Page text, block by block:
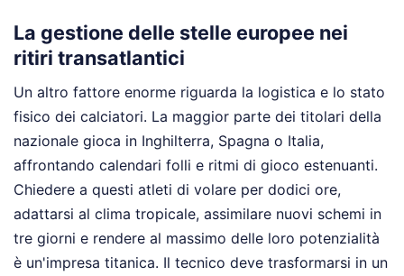
La gestione delle stelle europee nei
ritiri transatlantici
Un altro fattore enorme riguarda la logistica e lo stato
fisico dei calciatori. La maggior parte dei titolari della
nazionale gioca in Inghilterra, Spagna o Italia,
affrontando calendari folli e ritmi di gioco estenuanti.
Chiedere a questi atleti di volare per dodici ore,
adattarsi al clima tropicale, assimilare nuovi schemi in
tre giorni e rendere al massimo delle loro potenzialità
è un'impresa titanica. Il tecnico deve trasformarsi in un